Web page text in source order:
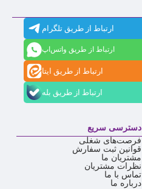
ارتباط از طریق تلگرام
ارتباط از طریق واتس‌اپ
ارتباط از طریق ایتا
ارتباط از طریق بله
دسترسی سریع
فرصت‌های شغلی
قوانین ثبت سفارش
مشتریان ما
نظرات مشتریان
تماس با ما
درباره ما